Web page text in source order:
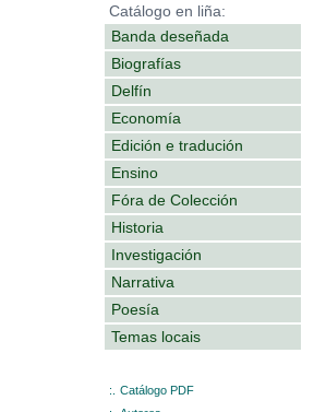
Catálogo en liña:
Banda deseñada
Biografías
Delfín
Economía
Edición e tradución
Ensino
Fóra de Colección
Historia
Investigación
Narrativa
Poesía
Temas locais
:.
Catálogo PDF